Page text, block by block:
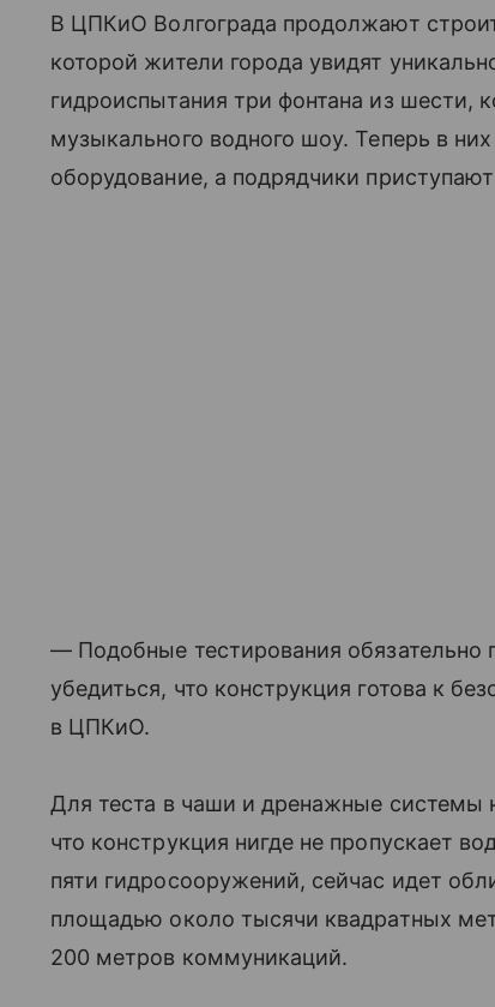
В ЦПКиО Волгограда продолжают
которой жители города увидят
гидроиспытания три фонтана из шести,
музыкального водного шоу. Теперь в
оборудование, а подрядчики
— Подобные тестирования обязательно
убедиться, что конструкция готова к
в ЦПКиО.
Для теста в чаши и дренажные системы
что конструкция нигде не пропускает
пяти гидросооружений, сейчас идет
площадью около тысячи квадратных
200 метров коммуникаций.